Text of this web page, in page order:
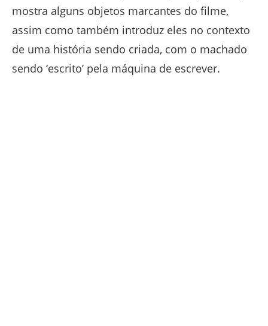
mostra alguns objetos marcantes do filme,
assim como também introduz eles no contexto
de uma história sendo criada, com o machado
sendo ‘escrito’ pela máquina de escrever.